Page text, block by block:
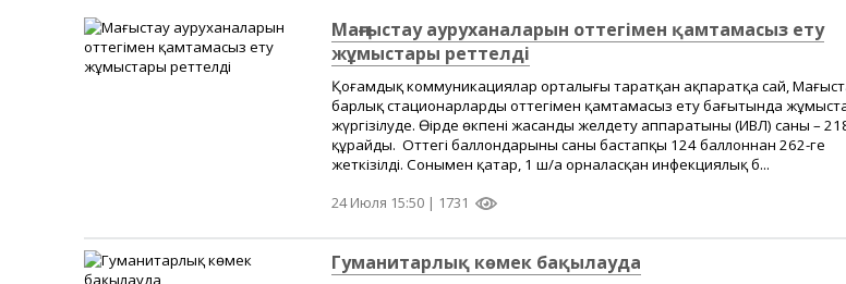
Маңғыстау ауруханаларын оттегімен қамтамасыз ету
жұмыстары реттелді
Қоғамдық коммуникациялар орталығы таратқан ақпаратқа сай,
барлық стационарларды оттегімен қамтамасыз ету бағытында
жүргізілуде. Өңірде өкпені жасанды желдету аппаратының (ИВЛ) саны –
құрайды. Оттегі баллондарының саны бастапқы 124 баллоннан 262-ге
жеткізілді. Сонымен қатар, 1 ш/а орналасқан инфекциялық б...
24 Июля 15:50 | 1731
Гуманитарлық көмек бақылауда